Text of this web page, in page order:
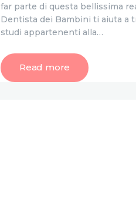
far parte di questa bellissima
Dentista dei Bambini ti aiuta a
studi appartenenti alla…
Read more